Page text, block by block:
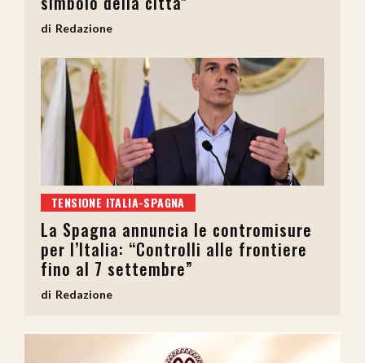
Redazione
TENSIONE ITALIA-SPAGNA
La Spagna annuncia le contromisure
per l’Italia: “Controlli alle frontiere
fino al 7 settembre”
Redazione